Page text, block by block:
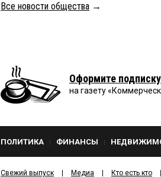
Все новости общества →
Оформите подписку
на газету
ПОЛИТИКА ФИНАНСЫ
Свежий выпуск Медиа Кто есть кто